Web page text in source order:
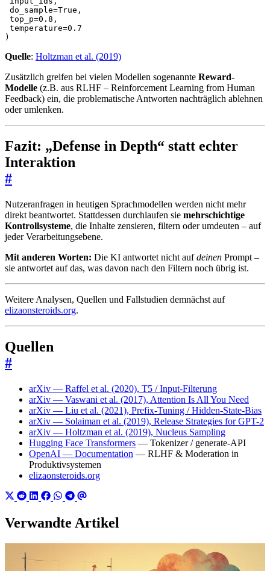
do_sample=True ,
top_p=0.8 ,
temperature=0.7
)
Quelle: Holtzman et al. (2019)
Zusätzlich greifen bei vielen Modellen sogenannte Reward-
Modelle (z.B. aus RLHF – Reinforcement Learning from Human
Feedback) ein, die problematische Antworten nachträglich ablehnen
oder umlenken.
Fazit: „Defense in Depth“ statt echter
Interaktion
#
Nutzeranfragen in heutigen Sprachmodellen werden nicht mehr
direkt beantwortet. Stattdessen durchlaufen sie mehrschichtige
Kontrollsysteme, die Inhalte zensieren, filtern oder umdeuten – auf
jeder Verarbeitungsebene.
Mit anderen Worten: Die KI antwortet nicht aufdeinen Prompt –
sie antwortet auf das, was davon nach den Filtern noch übrig ist.
Weitere Analysen, Quellen und Fallstudien demnächst auf
elizaonsteroids.org.
Quellen
#
arXiv — Raffel et al. (2020), T5 / Input-Filterung
arXiv — Vaswani et al. (2017), Attention Is All You Need
arXiv — Liu et al. (2021), Prefix-Tuning / Hidden-State-Bias
arXiv — Solaiman et al. (2019), Release Strategies for GPT-2
arXiv — Holtzman et al. (2019), Nucleus Sampling
Hugging Face Transformers — Tokenizer / generate-API
OpenAI — Documentation — RLHF & Moderation in
Produktivsystemen
elizaonsteroids.org
Verwandte Artikel